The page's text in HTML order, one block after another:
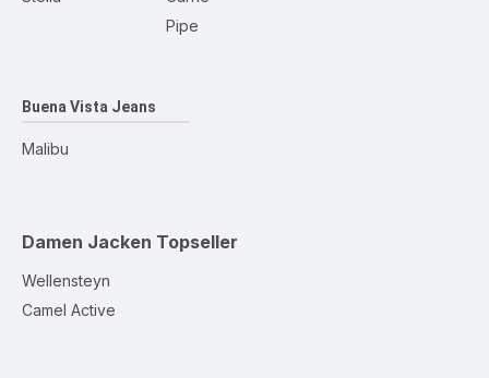
Pipe
Buena Vista Jeans
Malibu
Damen Jacken Topseller
Wellensteyn
Camel Active